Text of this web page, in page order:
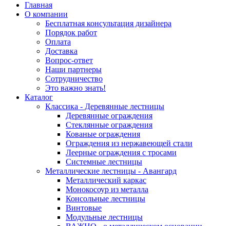
Главная
О компании
Бесплатная консультация дизайнера
Порядок работ
Оплата
Доставка
Вопрос-ответ
Наши партнеры
Сотрудничество
Это важно знать!
Каталог
Классика - Деревянные лестницы
Деревянные ограждения
Стеклянные ограждения
Кованые ограждения
Ограждения из нержавеющей стали
Леерные ограждения с тросами
Системные лестницы
Металлические лестницы - Авангард
Металлический каркас
Монокосоур из металла
Консольные лестницы
Винтовые
Модульные лестницы